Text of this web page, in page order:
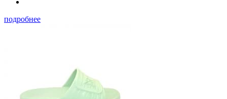
подробнее